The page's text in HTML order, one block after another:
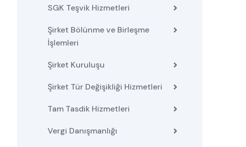
SGK Teşvik Hizmetleri
Şirket Bölünme ve Birleşme
İşlemleri
Şirket Kuruluşu
Şirket Tür Değişikliği Hizmetleri
Tam Tasdik Hizmetleri
Vergi Danışmanlığı